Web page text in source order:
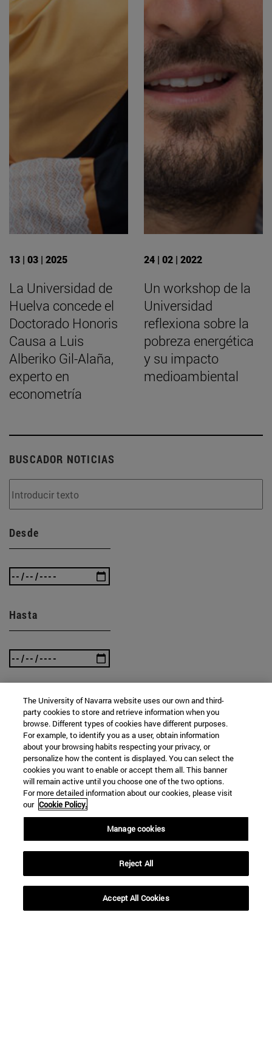
13 | 03 | 2025
La Universidad de
Huelva concede el
Doctorado Honoris
Causa a Luis
Alberiko Gil-Alaña,
experto en
econometría
24 | 02 | 2022
Un workshop de la
Universidad
reflexiona sobre la
pobreza energética
y su impacto
medioambiental
BUSCADOR NOTICIAS
Desde
Hasta
BUSCAR
The University of Navarra website uses our own and third-
party cookies to store and retrieve information when you
browse. Different types of cookies have different purposes.
For example, to identify you as a user, obtain information
about your browsing habits respecting your privacy, or
personalize how the content is displayed. You can select the
cookies you want to enable or accept them all. This banner
will remain active until you choose one of the two options.
For more detailed information about our cookies, please visit
our Cookie Policy.
Manage cookies
Reject All
Accept All Cookies